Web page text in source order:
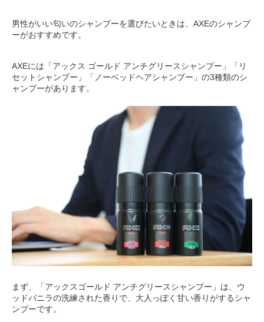
男性がいい匂いのシャンプーを選びたいときは、AXEのシャンプ
ーがおすすめです。
AXEには「アックス ゴールド アンチグリースシャンプー」「リ
セットシャンプー」「ノーベッドヘアシャンプー」の3種類のシ
ャンプーがあります。
まず、「アックスゴールド アンチグリースシャンプー」は、ウ
ッドバニラの洗練された香りで、大人っぽく甘い香りがするシャ
ンプーです。